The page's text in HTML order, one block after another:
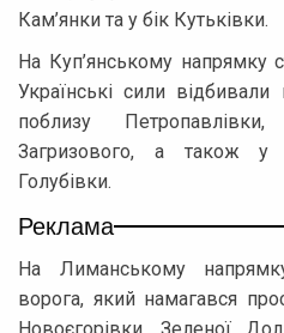
Кам’янки та у бік Кутьківки.
На Куп’янському напрямку
Українські сили
поблизу
Загризового, а також у
Голубівки.
Реклама
На Лиманському
ворога, який намагався